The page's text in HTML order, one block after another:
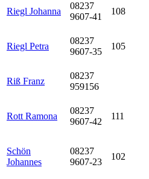
Riegl Johanna
08237
9607-41
108
Riegl Petra
08237
9607-35
105
Riß Franz
08237
959156
Rott Ramona
08237
9607-42
111
Schön
Johannes
08237
9607-23
102